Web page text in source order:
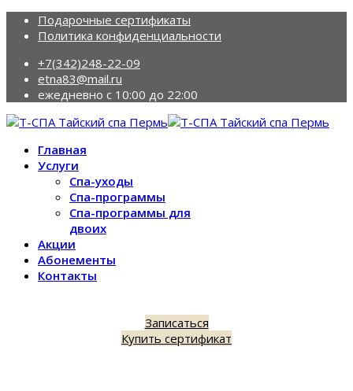
Подарочные сертификаты
Политика конфиденциальности
+7(342)248-22-09
etna83@mail.ru
ежедневно с 10:00 до 22:00
Главная
Услуги
Спа-уходы
Спа-программы
Спа-программы для
двоих
Акции
Абонементы
Контакты
Записаться
Купить сертификат